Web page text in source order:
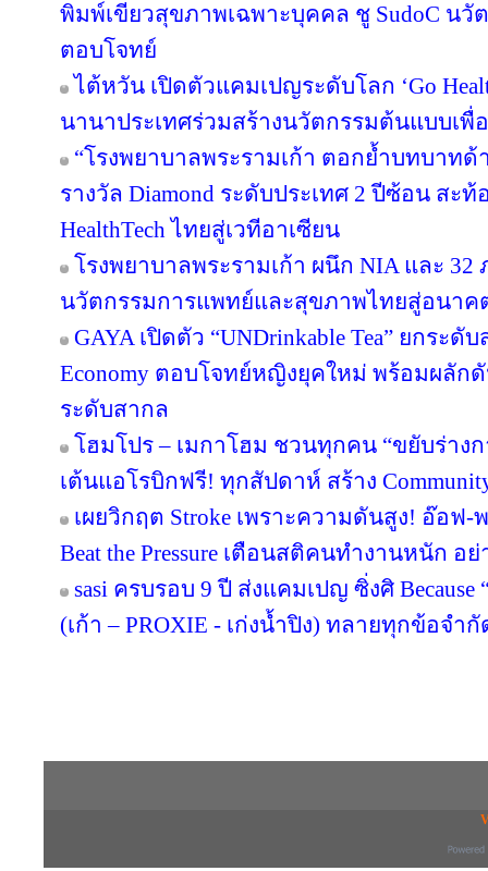
พิมพ์เขียวสุขภาพเฉพาะบุคคล ชู SudoC นวั
ตอบโจทย์
ไต้หวัน เปิดตัวแคมเปญระดับโลก ‘Go
นานาประเทศร่วมสร้างนวัตกรรมต้นแบบเ
“โรงพยาบาลพระรามเก้า ตอกย้ำบทบาทด้
รางวัล Diamond ระดับประเทศ 2 ปีซ้อน ส
HealthTech ไทยสู่เวทีอาเซียน
โรงพยาบาลพระรามเก้า ผนึก NIA และ
นวัตกรรมการแพทย์และสุขภาพไทยสู่อนาค
GAYA เปิดตัว “UNDrinkable Tea” ยกระดั
Economy ตอบโจทย์หญิงยุคใหม่ พร้อมผลัก
ระดับสากล
โฮมโปร – เมกาโฮม ชวนทุกคน “ขยับร่าง
เต้นแอโรบิกฟรี! ทุกสัปดาห์ สร้าง
เผยวิกฤต Stroke เพราะความดันสูง! อ๊อ
Beat the Pressure เตือนสติคนทำงานหนัก อ
sasi ครบรอบ 9 ปี ส่งแคมเปญ ซิ่งศิ Because
(เก้า – PROXIE - เก่งน้ำปิง) ทลายทุกข้อจำกั